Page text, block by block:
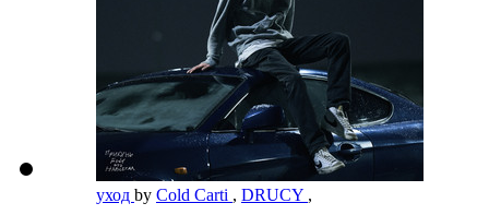
уход by Cold Carti , DRUCY ,